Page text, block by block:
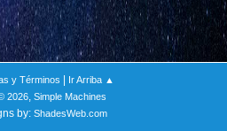
y Términos
Ir Arriba ▲
2026, Simple Machines
by: ShadesWeb.com